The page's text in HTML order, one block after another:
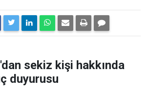
sekiz kişi hakkında
duyurusu